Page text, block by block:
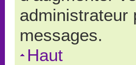
administrateur
messages.
Haut